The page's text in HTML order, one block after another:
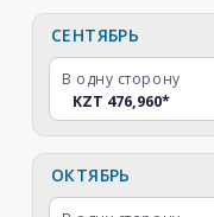
СЕНТЯБРЬ
В одну сторону
KZT 476,960*
ОКТЯБРЬ